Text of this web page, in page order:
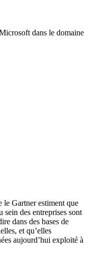
dans le domaine
le Gartner estiment que
sein des entreprises sont
dans des bases de
et qu’elles
aujourd’hui exploité à